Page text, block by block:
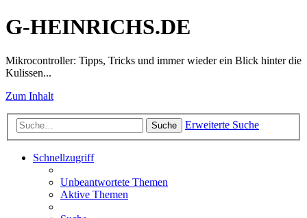
G-HEINRICHS.DE
Mikrocontroller: Tipps, Tricks und immer wieder ein Blick hinter die
Kulissen...
Zum Inhalt
Suche Erweiterte Suche
Schnellzugriff
Unbeantwortete Themen
Aktive Themen